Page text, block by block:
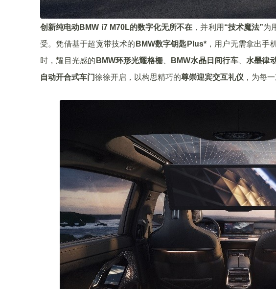
创新纯电动BMW i7 M70L的数字化无所不在 ，并利用 “技术魔法”为
受。凭借基于超宽带技术的 BMW数字钥匙Plus*，用户无需拿出手
时，耀目光感的 BMW环形光耀格栅 BMW水晶日间行车、 水墨律
自动开合式车门徐徐开启，以构思精巧的尊崇迎宾交互礼仪 ，为每